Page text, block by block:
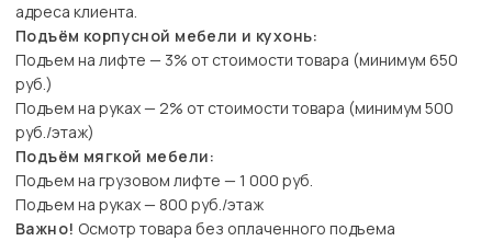
адреса клиента.
Подъём корпусной мебели и кухонь:
Подъем на лифте — 3% от стоимости товара (минимум 650
руб.)
Подъем на руках — 2% от стоимости товара (минимум 500
руб./этаж)
Подъём мягкой мебели:
Подъем на грузовом лифте — 1 000 руб.
Подъем на руках — 800 руб./этаж
Важно! Осмотр товара без оплаченного подъема